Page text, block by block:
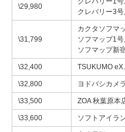
\29,980
クレバリー3
\31,799
カクタソフマ
ソフマップ1
ソフマップ新
\32,400 TSUKUMO eX.
\32,800 ヨドバシカメ
\33,500 ZOA 秋葉原本
\33,600 ソフトアイラ